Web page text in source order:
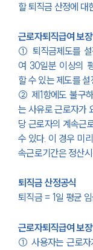
할 퇴직금 산정에 대
근로자퇴직급여 보
① 퇴직금제도를 설
여 30일분 이상의
할 수 있는 제도를
② 제1항에도 불구
는 사유로 근로자가
당 근로자의 계속근
수 있다. 이 경우 미
속근로기간은 정산
퇴직금 산정공식
퇴직금 = 1일 평균
근로자퇴직급여 보
① 사용자는 근로자